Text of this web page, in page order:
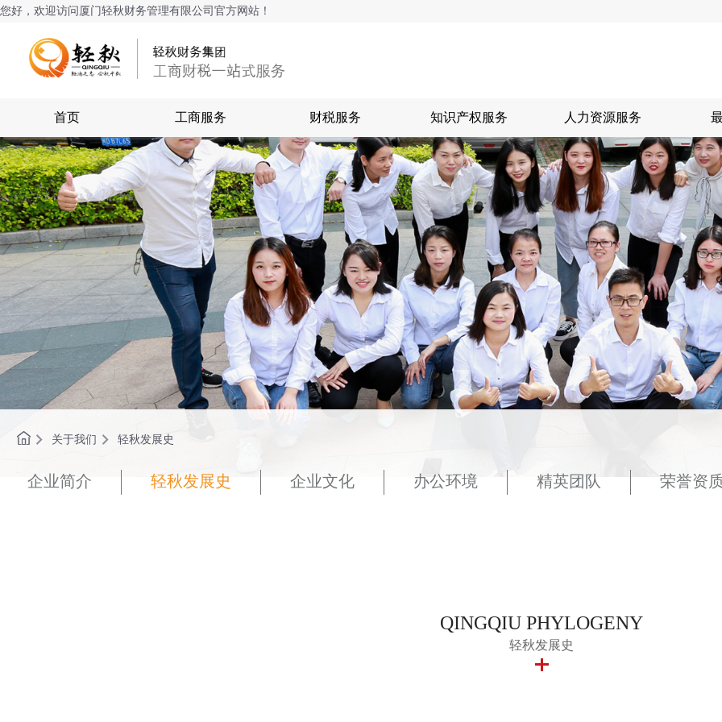
您好，欢迎访问厦门轻秋财务管理有限公司官方网站！
首页 工商服务 财税服务 知识产权服务 人力资源服务
关于我们 轻秋发展史
企业简介 轻秋发展史 企业文化 办公环境 精英团队 荣誉资
QINGQIU PHYLOGENY
轻秋发展史